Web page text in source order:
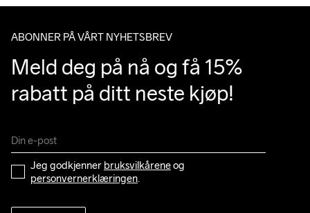
ABONNER PÅ VÅRT NYHETSBREV
Meld deg på nå og få 15%
rabatt på ditt neste kjøp!
Jeg godkjenner bruksvilkårene
personvernerklæringen.